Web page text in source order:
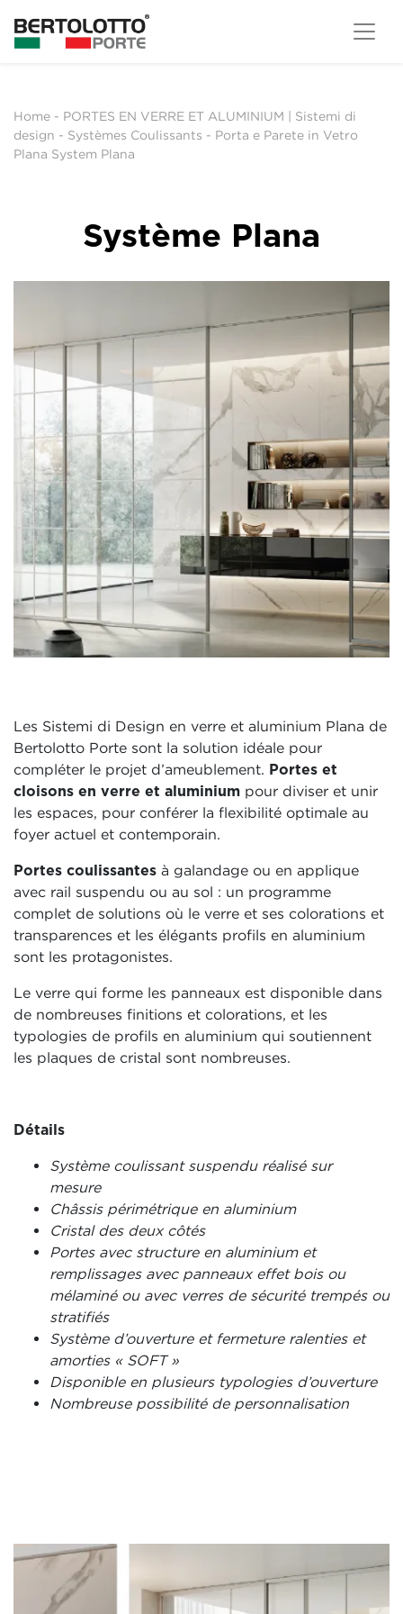
Home - PORTES EN VERRE ET ALUMINIUM | Sistemi di
design - Systèmes Coulissants - Porta e Parete in Vetro
Plana System Plana
Système Plana
Les Sistemi di Design en verre et aluminium Plana de
Bertolotto Porte sont la solution idéale pour
compléter le projet d’ameublement. Portes et
cloisons en verre et aluminium pour diviser et unir
les espaces, pour conférer la flexibilité optimale au
foyer actuel et contemporain.
Portes coulissantes à galandage ou en applique
avec rail suspendu ou au sol : un programme
complet de solutions où le verre et ses colorations et
transparences et les élégants profils en aluminium
sont les protagonistes.
Le verre qui forme les panneaux est disponible dans
de nombreuses finitions et colorations, et les
typologies de profils en aluminium qui soutiennent
les plaques de cristal sont nombreuses.
Détails
Système coulissant suspendu réalisé sur
mesure
Châssis périmétrique en aluminium
Cristal des deux côtés
Portes avec structure en aluminium et
remplissages avec panneaux effet bois ou
mélaminé ou avec verres de sécurité trempés ou
stratifiés
Système d’ouverture et fermeture ralenties et
amorties « SOFT »
Disponible en plusieurs typologies d’ouverture
Nombreuse possibilité de personnalisation